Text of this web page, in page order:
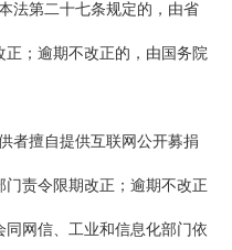
法第二十七条规定的，由省
；逾期不改正的，由国务院
者擅自提供互联网公开募捐
责令限期改正；逾期不改正
网信、工业和信息化部门依